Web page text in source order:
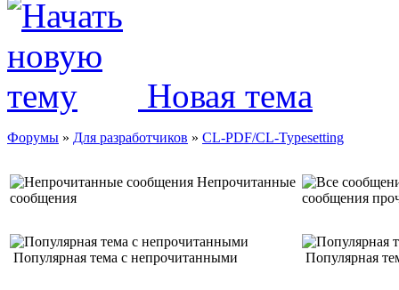
Новая тема
Форумы » Для разработчиков » CL-PDF/CL-Typesetting
Непрочитанные
сообщения
сообщения
Популярная тема с непрочитанными Популярная